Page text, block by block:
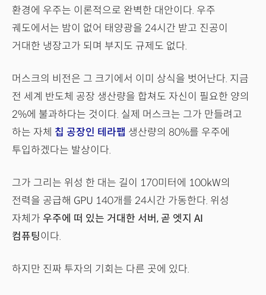
환경에 우주는 이론적으로 완벽한 대안이다. 우주
궤도에서는 밤이 없어 태양광을 24시간 받고 진공이
거대한 냉장고가 되며 부지도 규제도 없다.
머스크의 비전은 그 크기에서 이미 상식을 벗어난다. 지금
전 세계 반도체 공장 생산량을 합쳐도 자신이 필요한 양의
2%에 불과하다는 것이다. 실제 머스크는 그가 만들려고
하는 자체 칩 공장인 테라팹 생산량의 80%를 우주에
투입하겠다는 발상이다.
그가 그리는 위성 한 대는 길이 170미터에 100kW의
전력을 공급해 GPU 140개를 24시간 가동한다. 위성
자체가 우주에 떠 있는 거대한 서버, 곧 엣지 AI
컴퓨팅이다.
하지만 진짜 투자의 기회는 다른 곳에 있다.